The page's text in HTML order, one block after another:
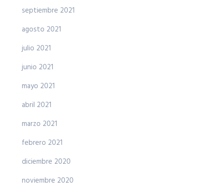
septiembre 2021
agosto 2021
julio 2021
junio 2021
mayo 2021
abril 2021
marzo 2021
febrero 2021
diciembre 2020
noviembre 2020